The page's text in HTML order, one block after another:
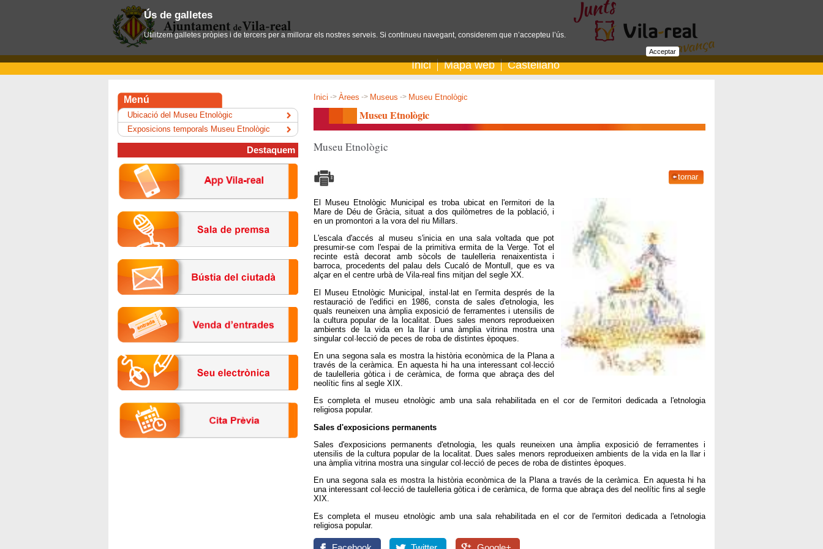
Inici Mapa web Castellano
Inici -> Àrees -> Museus -> Museu Etnològic
Museu Etnològic
Museu Etnològic
tornar
El Museu Etnològic Municipal es troba ubicat en l'ermitori de la
Mare de Déu de Gràcia, situat a dos quilòmetres de la població, i
en un promontori a la vora del riu Millars.
L'escala d'accés al museu s'inicia en una sala voltada que pot
presumir-se com l'espai de la primitiva ermita de la Verge. Tot el
recinte està decorat amb sòcols de taulelleria renaixentista i
barroca, procedents del palau dels Cucaló de Montull, que es va
alçar en el centre urbà de Vila-real fins mitjan del segle XX.
El Museu Etnològic Municipal, instal·lat en l'ermita després de la
restauració de l'edifici en 1986, consta de sales d'etnologia, les
quals reuneixen una àmplia exposició de ferramentes i utensilis de
la cultura popular de la localitat. Dues sales menors reprodueixen
ambients de la vida en la llar i una àmplia vitrina mostra una
singular col·lecció de peces de roba de distintes èpoques.
En una segona sala es mostra la història econòmica de la Plana a
través de la ceràmica. En aquesta hi ha una interessant col·lecció
de taulelleria gòtica i de ceràmica, de forma que abraça des del
neolític fins al segle XIX.
Es completa el museu etnològic amb una sala rehabilitada en el cor de l'ermitori dedicada a l'etnologia
religiosa popular.
Sales d'exposicions permanents
Sales d'exposicions permanents d'etnologia, les quals reuneixen una àmplia exposició de ferramentes i
utensilis de la cultura popular de la localitat. Dues sales menors reprodueixen ambients de la vida en la llar i
una àmplia vitrina mostra una singular col·lecció de peces de roba de distintes èpoques.
En una segona sala es mostra la història econòmica de la Plana a través de la ceràmica. En aquesta hi ha
una interessant col·lecció de taulelleria gòtica i de ceràmica, de forma que abraça des del neolític fins al segle
XIX.
Es completa el museu etnològic amb una sala rehabilitada en el cor de l'ermitori dedicada a l'etnologia
religiosa popular.
Menú
Ubicació del Museu Etnològic
Exposicions temporals Museu Etnològic
Destaquem
Ús de galletes
Utilitzem galletes pròpies i de tercers per a millorar els nostres serveis. Si continueu navegant, considerem que n’accepteu l’ús.
Acceptar